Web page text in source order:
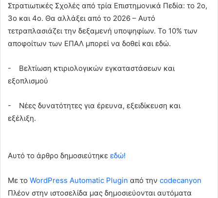
Στρατιωτικές Σχολές από τρία Επιστημονικά Πεδία: το 2ο,
3ο και 4ο. Θα αλλάξει από το 2026 – Αυτό
τετραπλασιάζει την δεξαμενή υποψηφίων. Το 10% των
αποφοίτων των ΕΠΑΛ μπορεί να δοθεί και εδώ.
- Βελτίωση κτιριολογικών εγκαταστάσεων και
εξοπλισμού
- Νέες δυνατότητες για έρευνα, εξειδίκευση και
εξέλιξη.
Αυτό το άρθρο δημοσιεύτηκε εδώ!
Με το WordPress Automatic Plugin από την codecanyon
Πλέον στην ιστοσελίδα μας δημοσιεύονται αυτόματα